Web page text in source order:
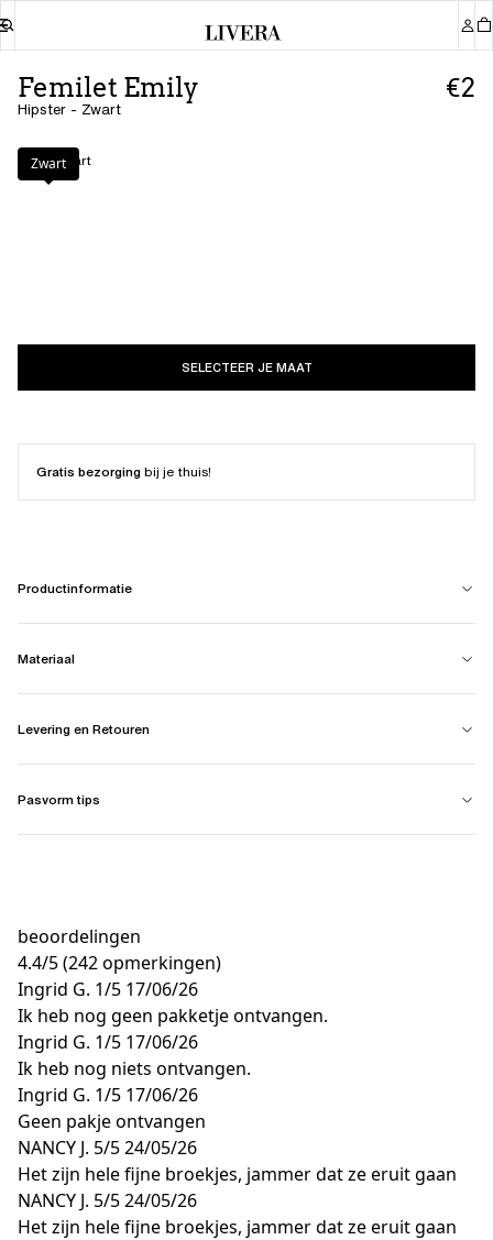
Femilet Emily
Hipster - Zwart
€2
Kleur: Zwart
Zwart
SELECTEER JE MAAT
Gratis bezorgingbij je thuis!
Productinformatie
Materiaal
Levering en Retouren
Pasvorm tips
beoordelingen
4.4/5(242 opmerkingen)
Ingrid G. 1/5 17/06/26
Ik heb nog geen pakketje ontvangen.
Ingrid G. 1/5 17/06/26
Ik heb nog niets ontvangen.
Ingrid G. 1/5 17/06/26
Geen pakje ontvangen
NANCY J. 5/524/05/26
Het zijn hele fijne broekjes, jammer dat ze eruit gaan
NANCY J. 5/524/05/26
Het zijn hele fijne broekjes, jammer dat ze eruit gaan